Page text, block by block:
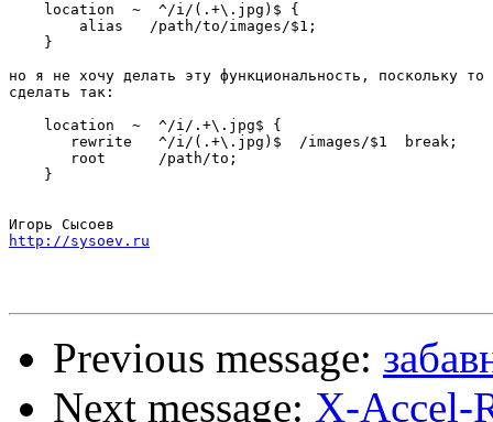
    location  ~  ^/i/(.+\.jpg)$ {
        alias   /path/to/images/$1;
    }
но я не хочу делать эту функциональность, поскольку то
сделать так:
    location  ~  ^/i/.+\.jpg$ {
       rewrite   ^/i/(.+\.jpg)$  /images/$1  break;
       root      /path/to;
    }
http://sysoev.ru
Previous message:
Next message: X-Accel-